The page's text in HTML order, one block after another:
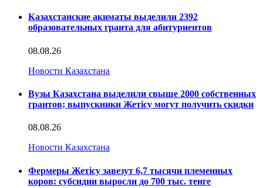
Казахстанские акиматы выделили 2392
образовательных гранта для абитуриентов
08.08.26
Новости Казахстана
Вузы Казахстана выделили свыше 2000 собственных
грантов; выпускники Жетісу могут получить скидки
08.08.26
Новости Казахстана
Фермеры Жетісу завезут 6,7 тысячи племенных
коров: субсидии выросли до 700 тыс. тенге